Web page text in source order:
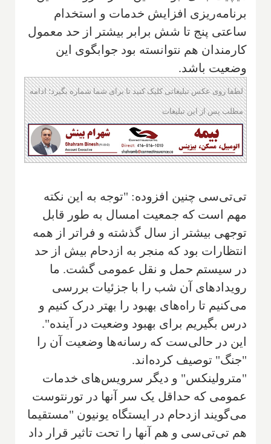
برنامه‌ریزی افزایش خدمات و استخدام
ساعتی پنج تا شش برابر بیشتر از حد معمول
کارمندان هم نتوانسته بود جوابگوی این
وضعیت باشد.
لطفا روی عکس تبلیغاتی کلیک کنید تا برای شما شماره بگیرد؛ ادامه
مطلب پس از این تبلیغات
تی‌تی‌سی چنین افزوده: "توجه به این نکته
مهم است که جمعیت امسال به طور قابل
توجهی بیشتر از سال گذشته و فراتر از همه
انتظارات بود که منجر به ازدحام بیش از حد
در سیستم حمل و نقل عمومی گشت. ما
رویدادهای آن شب را با جزئیات بررسی
می‌کنیم تا راه‌های بهبود را بهتر درک کنیم و
درس بگیریم برای بهبود وضعیت در آینده".
این در حالی‌ست که رسانه‌ها وضعیت آن را
"جنگ" توصیف کرده‌اند.
"مترولینکس" و دیگر سرویس‌های خدمات
عمومی که حداقل یک سر آنها در تورنتوست
می‌گویند ازدحام در ایستگاه یونیون "مستقیما
هم تی‌تی‌سی و هم آنها را تحت تاثیر قرار داد